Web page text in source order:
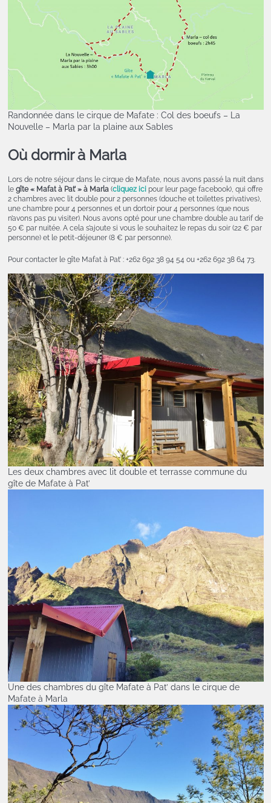
Randonnée dans le cirque de Mafate : Col des boeufs – La
Nouvelle – Marla par la plaine aux Sables
Où dormir à Marla
Lors de notre séjour dans le cirque de Mafate, nous avons passé la nuit dans
le gîte « Mafat à Pat’ » à Marla (cliquez icipour leur page facebook), qui offre
2 chambres avec lit double pour 2 personnes (douche et toilettes privatives),
une chambre pour 4 personnes et un dortoir pour 4 personnes (que nous
n’avons pas pu visiter). Nous avons opté pour une chambre double au tarif de
50 € par nuitée. A cela s’ajoute si vous le souhaitez le repas du soir (22 € par
personne) et le petit-déjeuner (8 € par personne).
Pour contacter le gîte Mafat à Pat’ : +262 692 38 94 54 ou +262 692 38 64 73.
Les deux chambres avec lit double et terrasse commune du
gîte de Mafate à Pat’
Une des chambres du gîte Mafate à Pat’ dans le cirque de
Mafate à Marla